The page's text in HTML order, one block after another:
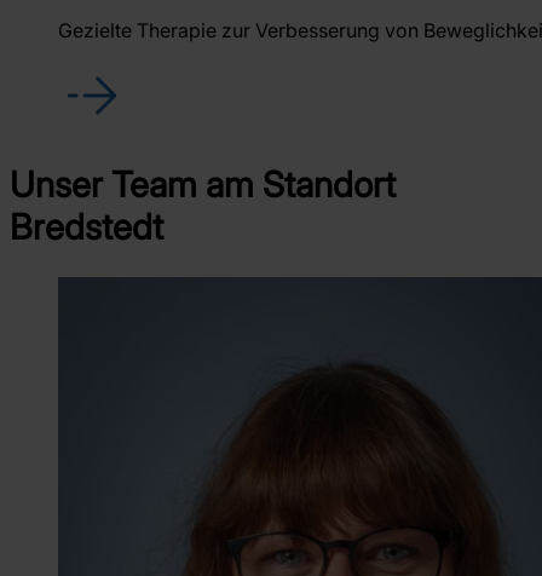
Gezielte Therapie zur Verbesserung von
Unser Team am Standort
Bredstedt